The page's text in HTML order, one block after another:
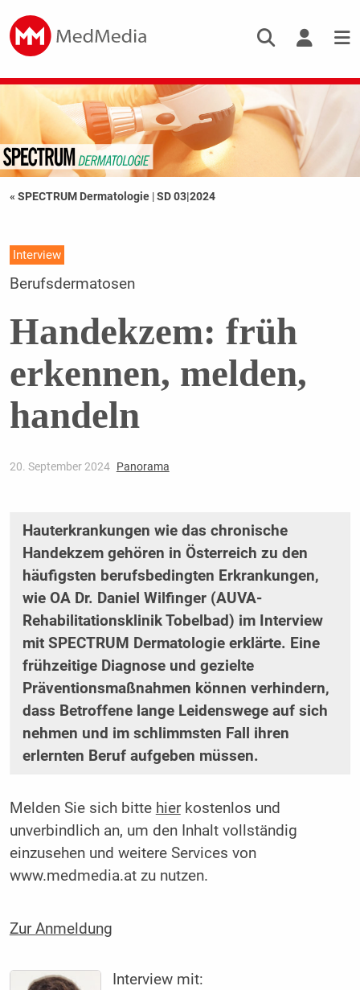
« SPECTRUM Dermatologie |SD 03|2024
Interview
Berufsdermatosen
Handekzem: früh
erkennen, melden,
handeln
20. September 2024 Panorama
Hauterkrankungen wie das chronische
Handekzem gehören in Österreich zu den
häufigsten berufsbedingten Erkrankungen,
wie OA Dr. Daniel Wilfinger (AUVA-
Rehabilitationsklinik Tobelbad) im Interview
mit SPECTRUM Dermatologie erklärte. Eine
frühzeitige Diagnose und gezielte
Präventionsmaßnahmen können verhindern,
dass Betroffene lange Leidenswege auf sich
nehmen und im schlimmsten Fall ihren
erlernten Beruf aufgeben müssen.
Melden Sie sich bitte hierkostenlos und
unverbindlich an, um den Inhalt vollständig
einzusehen und weitere Services von
www.medmedia.at zu nutzen.
Zur Anmeldung
Interview mit: